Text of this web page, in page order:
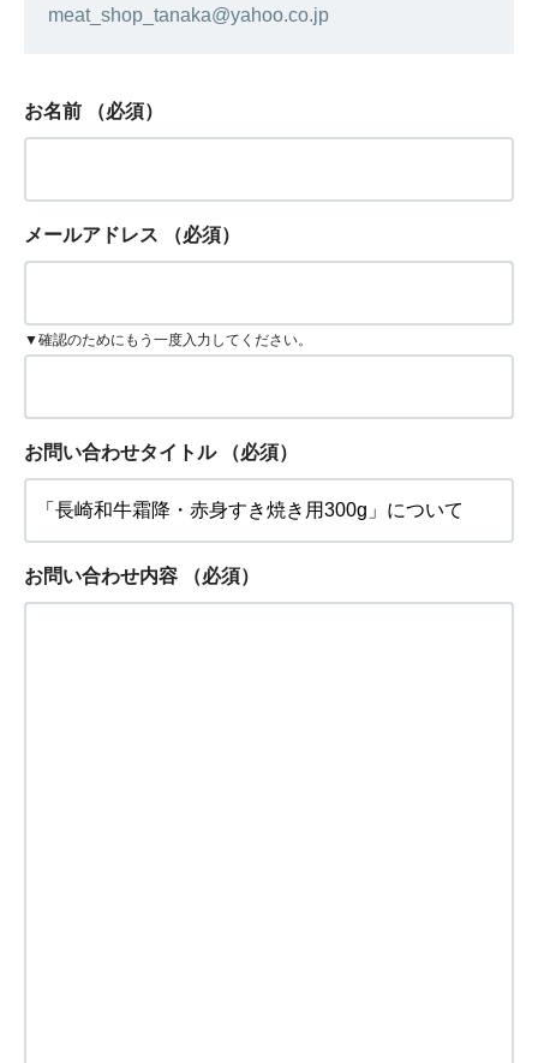
meat_shop_tanaka@yahoo.co.jp
お名前 （必須）
メールアドレス （必須）
▼確認のためにもう一度入力してください。
お問い合わせタイトル （必須）
お問い合わせ内容 （必須）